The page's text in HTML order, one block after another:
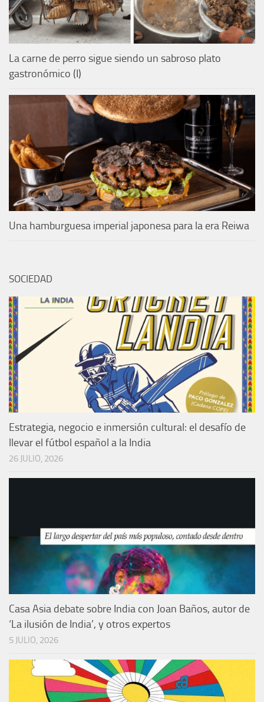
La carne de perro sigue siendo un sabroso plato
gastronómico (I)
Una hamburguesa imperial japonesa para la era Reiwa
SOCIEDAD
Estrategia, negocio e inmersión cultural: el desafío de
llevar el fútbol español a la India
26 JULIO, 2026
Casa Asia debate sobre India con Joan Baños, autor de
‘La ilusión de India’, y otros expertos
5 JULIO, 2026